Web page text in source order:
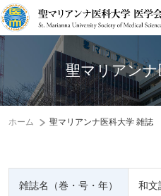
聖マリアンナ
ホーム 聖マリアンナ医科大学 雑誌
雑誌名（巻・号・年） 和文